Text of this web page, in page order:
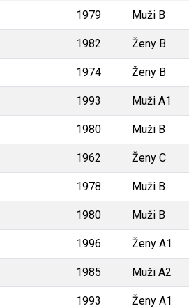
1979 Muži B
1982 Ženy B
1974 Ženy B
1993 Muži A1
1980 Muži B
1962 Ženy C
1978 Muži B
1980 Muži B
1996 Ženy A1
1985 Muži A2
1993 Ženy A1